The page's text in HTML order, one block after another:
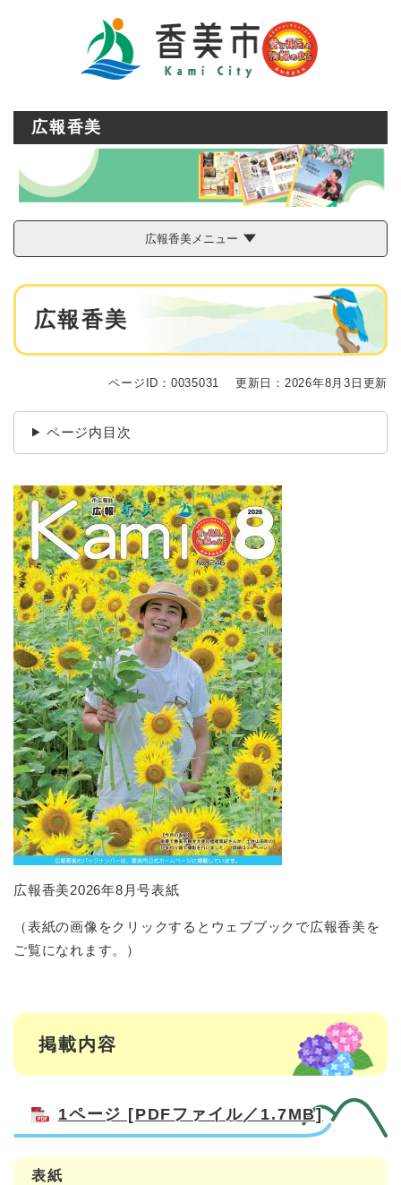
広報香美
広報香美メニュー
本
広報香美
ページID：0035031 更新日：2026年8月3日更新
ページ内目次
広報香美2026年8月号表紙
（表紙の画像をクリックするとウェブブックで広報香美を
ご覧になれます。）
掲載内容
1ページ [PDFファイル／1.7MB]
表紙